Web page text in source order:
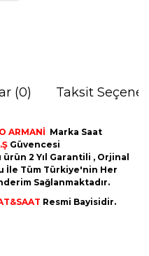
(0) Taksit
ARMANİ Marka Saat
Güvencesi
2 Yıl Garantili , Orjinal
İle Tüm Türkiye'nin Her
Sağlanmaktadır.
Resmi Bayisidir.